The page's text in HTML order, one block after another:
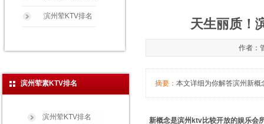
滨州荤KTV排名
天生丽质！
作者：
摘要： 本文详细为你解答滨州新
新概念是滨州ktv比较开放的娱乐会
滨州荤素KTV排名
滨州荤KTV排名